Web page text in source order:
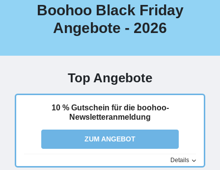
Boohoo Black Friday
Angebote - 2026
Top Angebote
10 % Gutschein für die boohoo-
Newsletteranmeldung
ZUM ANGEBOT
Details